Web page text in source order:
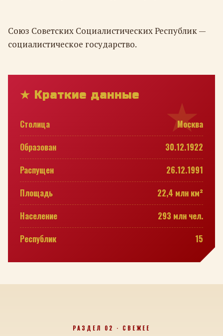
Союз Советских Социалистических Республик —
социалистическое государство.
★ Краткие данные
Столица
Москва
Образован
30.12.1922
Распущен
26.12.1991
Площадь
22,4 млн км²
Население
293 млн чел.
Республик
15
РАЗДЕЛ 02 · СВЕЖЕЕ